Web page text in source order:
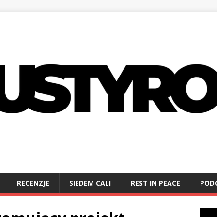
RECENZJE SIEDEM CALI REST IN PEACE